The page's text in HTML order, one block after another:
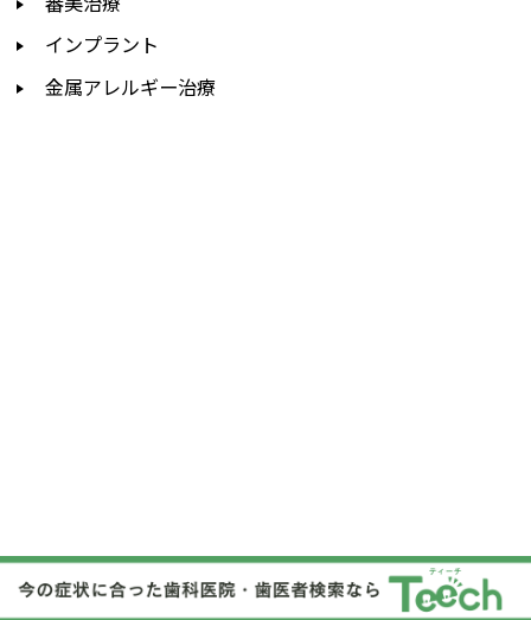
インプラント
金属アレルギー治療